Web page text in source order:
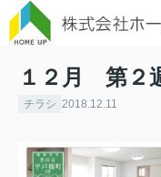
１２月 第２
チラシ 2018.12.11